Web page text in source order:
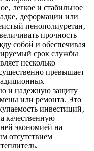
легкое и стабильное
деформации или
пенополиуретан‚
прочность
собой и обеспечивая
срок службы
несколько
превышает
и надежную защиту
или ремонта. Это
инвестиций‚
качественную
экономией на
отсутствием